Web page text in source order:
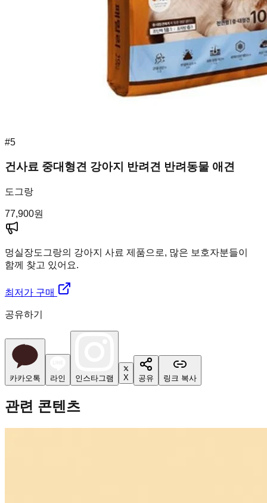
#5
건사료 중대형견 강아지 반려견 반려동물 애견
도그랑
77,900원
멍실장도그랑의 강아지 사료 제품으로, 많은 보호자분들이
함께 찾고 있어요.
최저가 구매
공유하기
카카오톡 라인 인스타그램 X 공유 링크 복사
관련 콘텐츠